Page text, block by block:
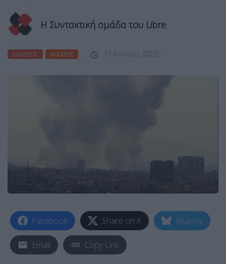
Η Συντακτική ομάδα του Libre
ΕΙΔΉΣΕΙΣ ΚΌΣΜΟΣ 15 Ιουνίου, 2026
Facebook Share on X Bluesky
Email Copy Link